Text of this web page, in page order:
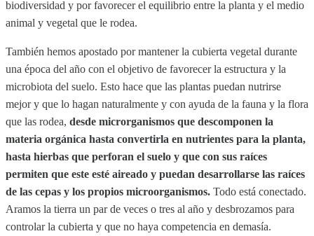
biodiversidad y por favorecer el equilibrio entre la planta y el medio
animal y vegetal que le rodea.
También hemos apostado por mantener la cubierta vegetal durante
una época del año con el objetivo de favorecer la estructura y la
microbiota del suelo. Esto hace que las plantas puedan nutrirse
mejor y que lo hagan naturalmente y con ayuda de la fauna y la flora
que las rodea, desde microrganismos que descomponen la
materia orgánica hasta convertirla en nutrientes para la planta,
hasta hierbas que perforan el suelo y que con sus raíces
permiten que este esté aireado y puedan desarrollarse las raíces
de las cepas y los propios microorganismos. Todo está conectado.
Aramos la tierra un par de veces o tres al año y desbrozamos para
controlar la cubierta y que no haya competencia en demasía.